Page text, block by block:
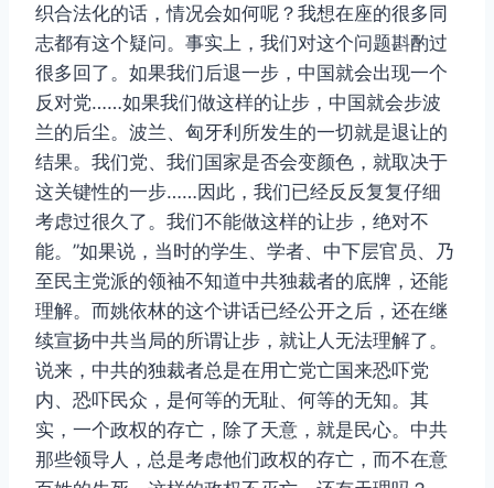
织合法化的话，情况会如何呢？我想在座的很多同
志都有这个疑问。事实上，我们对这个问题斟酌过
很多回了。如果我们后退一步，中国就会出现一个
反对党……如果我们做这样的让步，中国就会步波
兰的后尘。波兰、匈牙利所发生的一切就是退让的
结果。我们党、我们国家是否会变颜色，就取决于
这关键性的一步……因此，我们已经反反复复仔细
考虑过很久了。我们不能做这样的让步，绝对不
能。”如果说，当时的学生、学者、中下层官员、乃
至民主党派的领袖不知道中共独裁者的底牌，还能
理解。而姚依林的这个讲话已经公开之后，还在继
续宣扬中共当局的所谓让步，就让人无法理解了。
说来，中共的独裁者总是在用亡党亡国来恐吓党
内、恐吓民众，是何等的无耻、何等的无知。其
实，一个政权的存亡，除了天意，就是民心。中共
那些领导人，总是考虑他们政权的存亡，而不在意